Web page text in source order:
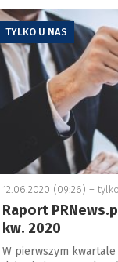
TYLKO U NAS
12.06.2020 (09:26) –
Raport
kw. 2020
W pierwszym